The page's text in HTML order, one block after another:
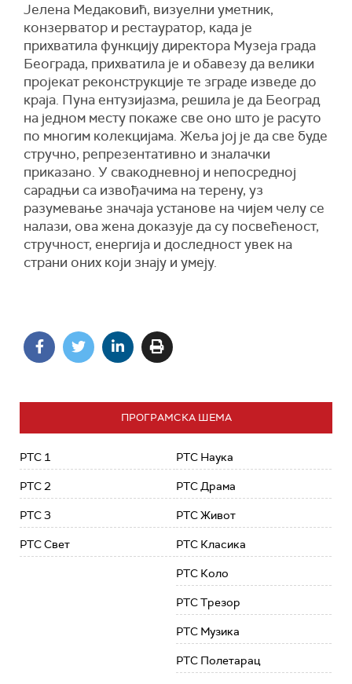
Јелена Медаковић, визуелни уметник,
конзерватор и рестауратор, када је
прихватила функцију директора Музеја града
Београда, прихватила је и обавезу да велики
пројекат реконструкције те зграде изведе до
краја. Пуна ентузијазма, решила је да Београд
на једном месту покаже све оно што је расуто
по многим колекцијама. Жеља јој је да све буде
стручно, репрезентативно и зналачки
приказано. У свакодневној и непосредној
сарадњи са извођачима на терену, уз
разумевање значаја установе на чијем челу се
налази, ова жена доказује да су посвећеност,
стручност, енергија и доследност увек на
страни оних који знају и умеју.
ПРОГРАМСКА ШЕМА
РТС 1
РТС 2
РТС 3
РТС Свет
РТС Наука
РТС Драма
РТС Живот
РТС Класика
РТС Коло
РТС Трезор
РТС Музика
РТС Полетарац